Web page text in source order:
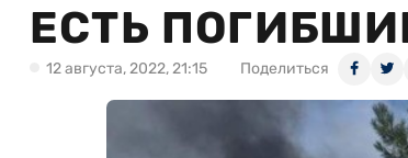
ЕСТЬ
12 августа, 2022, 21:15 Поделиться